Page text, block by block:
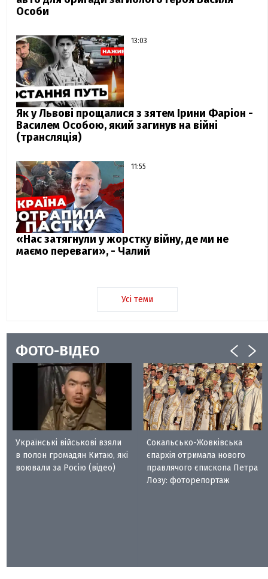
Особи
13:03
Як у Львові прощалися з зятем Ірини Фаріон -
Василем Особою, який загинув на війні
(трансляція)
11:55
«Нас затягнули у жорстку війну, де ми не
маємо переваги», - Чалий
Усі теми
ФОТО-ВІДЕО
Українські військові взяли
в полон громадян Китаю, які
воювали за Росію (відео)
Сокальсько-Жовківська
єпархія отримала нового
правлячого єпископа Петра
Лозу: фоторепортаж